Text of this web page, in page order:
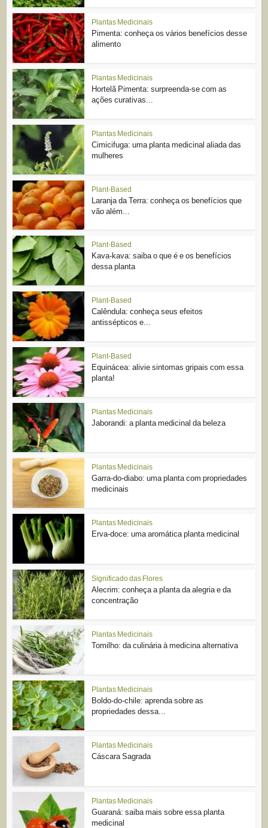
Plantas Medicinais
Pimenta: conheça os vários benefícios desse
alimento
Plantas Medicinais
Hortelã Pimenta: surpreenda-se com as
ações curativas...
Plantas Medicinais
Cimicifuga: uma planta medicinal aliada das
mulheres
Plant-Based
Laranja da Terra: conheça os benefícios que
vão além...
Plant-Based
Kava-kava: saiba o que é e os benefícios
dessa planta
Plant-Based
Calêndula: conheça seus efeitos
antissépticos e...
Plant-Based
Equinácea: alivie sintomas gripais com essa
planta!
Plantas Medicinais
Jaborandi: a planta medicinal da beleza
Plantas Medicinais
Garra-do-diabo: uma planta com propriedades
medicinais
Plantas Medicinais
Erva-doce: uma aromática planta medicinal
Significado das Flores
Alecrim: conheça a planta da alegria e da
concentração
Plantas Medicinais
Tomilho: da culinária à medicina alternativa
Plantas Medicinais
Boldo-do-chile: aprenda sobre as
propriedades dessa...
Plantas Medicinais
Cáscara Sagrada
Plantas Medicinais
Guaraná: saiba mais sobre essa planta
medicinal